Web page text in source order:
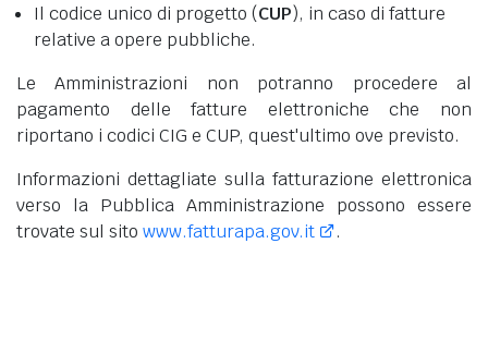
Il codice unico di progetto (CUP), in caso di fatture
relative a opere pubbliche.
Le Amministrazioni non potranno procedere al
pagamento delle fatture elettroniche che non
riportano i codici CIG e CUP, quest'ultimo ove previsto.
Informazioni dettagliate sulla fatturazione elettronica
verso la Pubblica Amministrazione possono essere
trovate sul sito www.fatturapa.gov.it .